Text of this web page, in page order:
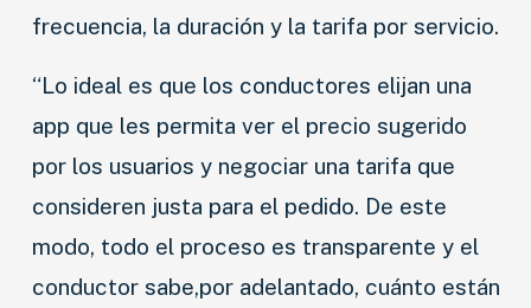
frecuencia, la duración y la tarifa por servicio.
“Lo ideal es que los conductores elijan una
app que les permita ver el precio sugerido
por los usuarios y negociar una tarifa que
consideren justa para el pedido. De este
modo, todo el proceso es transparente y el
conductor sabe,por adelantado, cuánto están